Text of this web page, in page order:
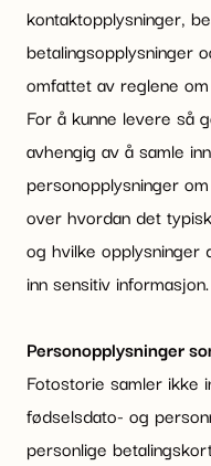
kontaktopplysninger,
betalingsopplysninger
omfattet av reglene
For å kunne levere så
avhengig av å samle
personopplysninger
over hvordan det
og hvilke opplysninger
inn sensitiv informasjon.
Personopplysninger
Fotostorie samler ikke
fødselsdato- og
personlige